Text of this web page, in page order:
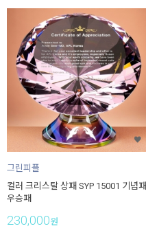
그린피플
컬러 크리스탈 상패 SYP 15001 기념패
우승패
230,000원